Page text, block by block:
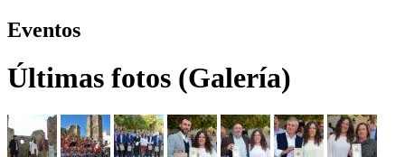
Eventos
Últimas fotos (Galería)